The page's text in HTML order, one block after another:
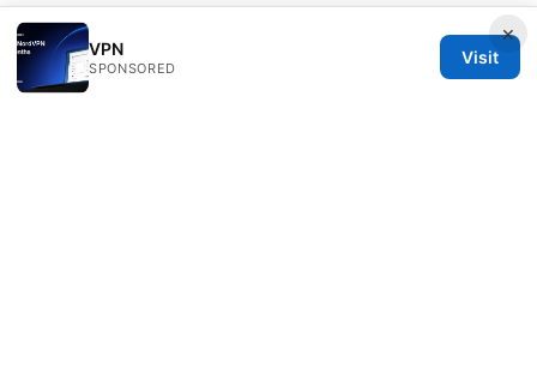
×
VPN
SPONSORED
Visit